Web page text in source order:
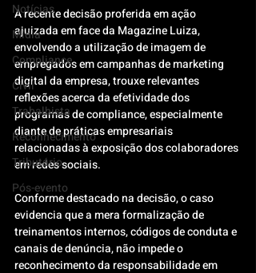
Notícias
Mídia
Compliance
Civil
Trabalhista
Reconhecimento
Tributário
Pós-evento
A recente decisão proferida em ação
ajuizada em face da Magazine Luiza,
envolvendo a utilização de imagem de
empregados em campanhas de marketing
digital da empresa, trouxe relevantes
reflexões acerca da efetividade dos
programas de compliance, especialmente
diante de práticas empresariais
relacionadas à exposição dos colaboradores
em redes sociais.
Conforme destacado na decisão, o caso
evidencia que a mera formalização de
treinamentos internos, códigos de conduta e
canais de denúncia, não impede o
reconhecimento da responsabilidade em